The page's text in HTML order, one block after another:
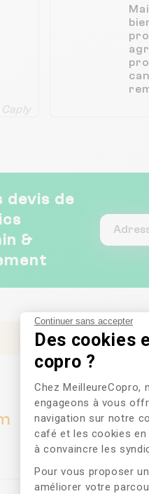
Continuer sans accepter
Des cookies
copro ?
Plateforme
Chez MeilleureCopro,
engageons à vous
navigation sur notre
café et les cookies en
à convaincre les
Pour vous proposer
améliorer votre
Caply
devis de
&